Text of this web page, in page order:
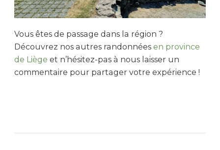
Vous êtes de passage dans la région ?
Découvrez nos autres randonnées en province
de Liège et n’hésitez-pas à nous laisser un
commentaire pour partager votre expérience !